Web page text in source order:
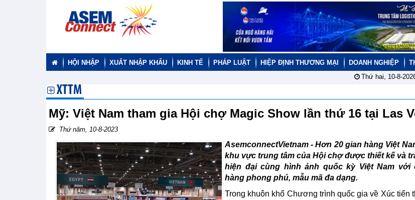
HỘI NHẬP XUẤT NHẬP KHẨU KINH TẾ PHÁP LUẬT HIỆP ĐỊNH THƯƠNG MẠI DOANH NGHIỆP
Thứ hai, 10-8-
XTTM
Mỹ: Việt Nam tham gia Hội chợ Magic Show lần thứ 16 tại Las
Thứ năm, 10-8-2023
AsemconnectVietnam - Hơn 20 gian hàng Việt
khu vực trung tâm của Hội chợ được thiết kế và
hiện đại cùng hình ảnh quốc kỳ Việt Nam với
hàng phong phú, mẫu mã đa dạng.
Trong khuôn khổ Chương trình quốc gia về Xúc tiến